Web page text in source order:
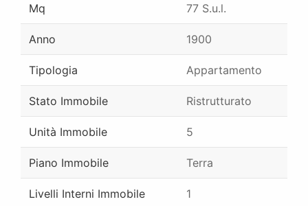
Mq 77 S.u.l.
Anno 1900
Tipologia Appartamento
Stato Immobile Ristrutturato
Unità Immobile 5
Piano Immobile Terra
Livelli Interni Immobile 1